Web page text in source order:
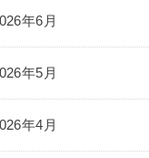
年6月
年5月
年4月